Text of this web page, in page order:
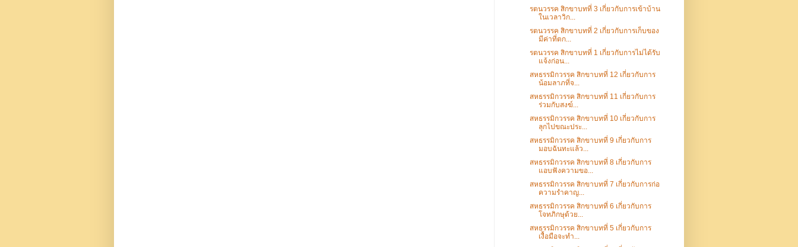
รตนวรรค สิกขาบทที่ 3 เกี่ยวกับการเข้าบ้าน
ในเวลาวิก...
รตนวรรค สิกขาบทที่ 2 เกี่ยวกับการเก็บของ
มีค่าที่ตก...
รตนวรรค สิกขาบทที่ 1 เกี่ยวกับการไม่ได้รับ
แจ้งก่อน...
สหธรรมิกวรรค สิกขาบทที่ 12 เกี่ยวกับการ
น้อมลาภที่จ...
สหธรรมิกวรรค สิกขาบทที่ 11 เกี่ยวกับการ
ร่วมกับสงฆ์...
สหธรรมิกวรรค สิกขาบทที่ 10 เกี่ยวกับการ
ลุกไปขณะประ...
สหธรรมิกวรรค สิกขาบทที่ 9 เกี่ยวกับการ
มอบฉันทะแล้ว...
สหธรรมิกวรรค สิกขาบทที่ 8 เกี่ยวกับการ
แอบฟังความขอ...
สหธรรมิกวรรค สิกขาบทที่ 7 เกี่ยวกับการก่อ
ความรำคาญ...
สหธรรมิกวรรค สิกขาบทที่ 6 เกี่ยวกับการ
โจทภิกษุด้วย...
สหธรรมิกวรรค สิกขาบทที่ 5 เกี่ยวกับการ
เงื้อมือจะทำ...